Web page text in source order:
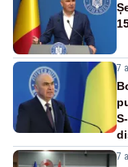
7
7